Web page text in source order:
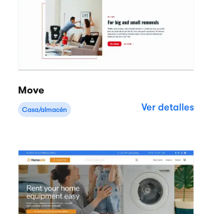
Move
Casa/almacén Ver detalles